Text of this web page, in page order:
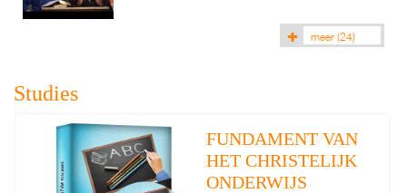
meer (24)
Studies
FUNDAMENT VAN
HET CHRISTELIJK
ONDERWIJS